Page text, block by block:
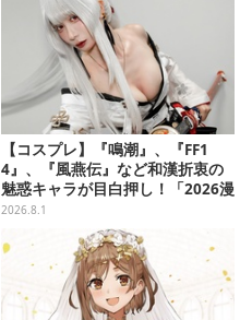
【コスプレ】『鳴潮』、『FF1
4』、『風燕伝』など和漢折衷の
魅惑キャラが目白押し！「2026漫
画博覧会」美麗レイヤー13選【写
2026.8.1